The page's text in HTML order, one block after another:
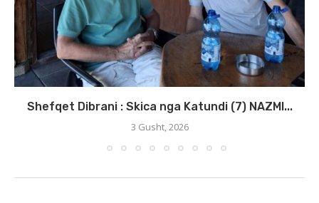
Shefqet Dibrani : Skica nga Katundi (7) NAZMI...
3 Gusht, 2026